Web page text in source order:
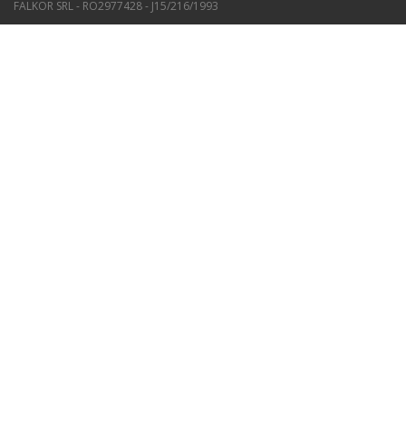
FALKOR SRL - RO2977428 - J15/216/1993